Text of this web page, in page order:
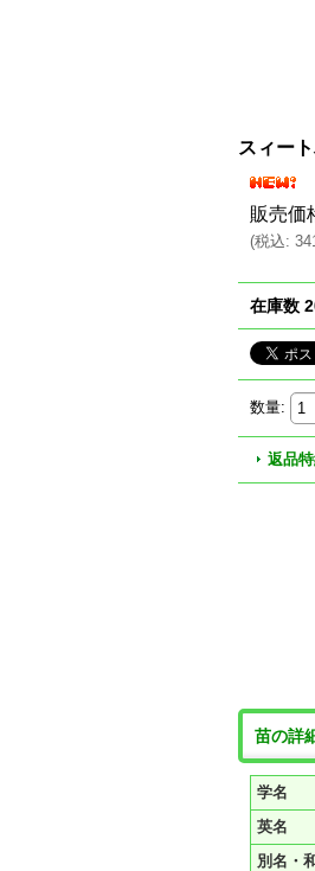
スィー
販売価
(税込:
在庫数
数量:
返品
苗の詳
学名
英名
別名・